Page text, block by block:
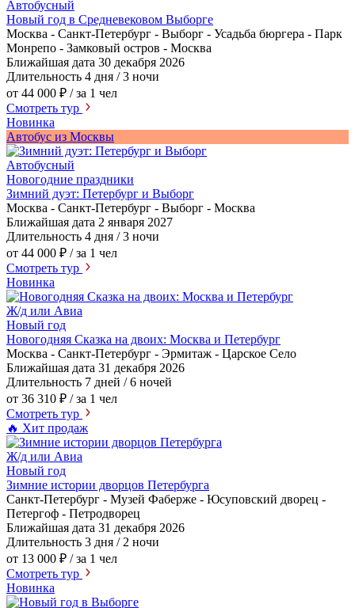
Автобусный
Новый год в Средневековом Выборге
Москва - Санкт-Петербург - Выборг - Усадьба бюргера - Парк
Монрепо - Замковый остров - Москва
Ближайшая дата 30 декабря 2026
Длительность 4 дня / 3 ночи
от 44 000 ₽ / за 1 чел
Смотреть тур
Новинка
Автобус из Москвы
Автобусный
Новогодние праздники
Зимний дуэт: Петербург и Выборг
Москва - Санкт-Петербург - Выборг - Москва
Ближайшая дата 2 января 2027
Длительность 4 дня / 3 ночи
от 44 000 ₽ / за 1 чел
Смотреть тур
Новинка
Ж/д или Авиа
Новый год
Новогодняя Сказка на двоих: Москва и Петербург
Москва - Санкт-Петербург - Эрмитаж - Царское Село
Ближайшая дата 31 декабря 2026
Длительность 7 дней / 6 ночей
от 36 310 ₽ / за 1 чел
Смотреть тур
🔥 Хит продаж
Ж/д или Авиа
Новый год
Зимние истории дворцов Петербурга
Санкт-Петербург - Музей Фаберже - Юсуповский дворец -
Петергоф - Петродворец
Ближайшая дата 31 декабря 2026
Длительность 3 дня / 2 ночи
от 13 000 ₽ / за 1 чел
Смотреть тур
Новинка